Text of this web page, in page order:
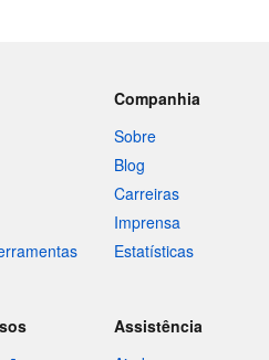
Companhia
Sobre
Blog
Carreiras
Imprensa
Estatísticas
Assistência